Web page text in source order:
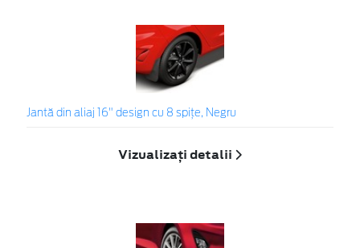
Jantă din aliaj 16" design cu 8 spițe, Negru
Vizualizați detalii